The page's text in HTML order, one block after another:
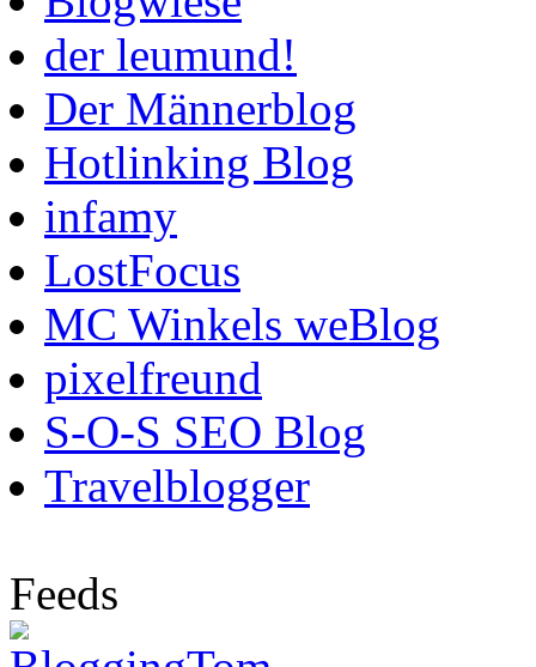
der leumund!
Der Männerblog
Hotlinking Blog
infamy
LostFocus
MC Winkels weBlog
pixelfreund
S-O-S SEO Blog
Travelblogger
Feeds